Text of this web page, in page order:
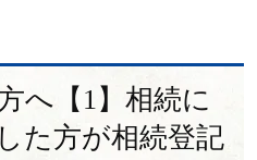
へ【1】相続に
た方が相続登記